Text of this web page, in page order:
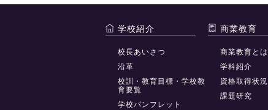
学校紹介
校長あいさつ
沿革
校訓・教育目標・学校教
育要覧
学校パンフレット
商業教育
商業教育とは
学科紹介
資格取得状況
課題研究